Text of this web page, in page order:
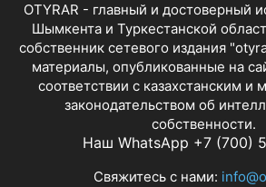
OTYRAR - главный и достоверный
Шымкента и Туркестанской
собственник сетевого издания
материалы, опубликованные на
соответствии с казахстанским
законодательством об
собственности.
Наш WhatsApp +7 (700)
Свяжитесь с нами: